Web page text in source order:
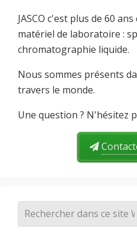
JASCO c'est plus de 60
matériel de laboratoire :
chromatographie liquide.
Nous sommes présents
travers le monde.
Une question ? N'hésitez